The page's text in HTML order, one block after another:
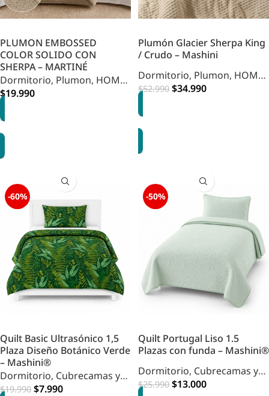
PLUMON EMBOSSED
COLOR SOLIDO CON
SHERPA – MARTINÉ
Dormitorio, Plumon, HOME
DORMITORIO
$19.990
Plumón Glacier Sherpa King
/ Crudo – Mashini
Dormitorio, Plumon, HOME
DORMITORIO
$52.990 $34.990
-60%
Quilt Basic Ultrasónico 1,5
Plaza Diseño Botánico Verde
– Mashini®
Dormitorio, Cubrecamas y
Quilts,HOME DORMITORIO
$19.990 $7.990
-50%
Quilt Portugal Liso 1.5
Plazas con funda – Mashini®
Dormitorio, Cubrecamas y
Quilts,HOME DORMITORIO
$25.990 $13.000